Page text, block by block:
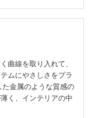
曲線を取り入れて、
ムにやさしさをプラ
金属のような質感の
く、インテリアの中